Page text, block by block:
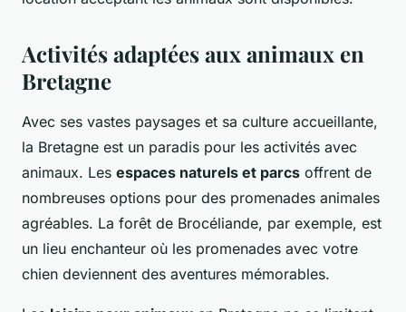
Activités adaptées aux animaux en
Bretagne
Avec ses vastes paysages et sa culture accueillante,
la Bretagne est un paradis pour les activités avec
animaux. Les espaces naturels et parcs offrent de
nombreuses options pour des promenades animales
agréables. La forêt de Brocéliande, par exemple, est
un lieu enchanteur où les promenades avec votre
chien deviennent des aventures mémorables.